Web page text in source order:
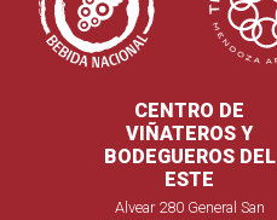
CENTRO DE
VIÑATEROS Y
BODEGUEROS DEL
ESTE
Alvear 280 General San